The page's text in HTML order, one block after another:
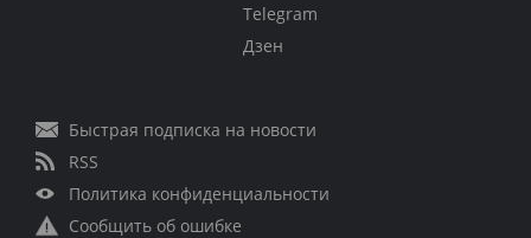
Telegram
Дзен
Быстрая подписка на новости
RSS
Политика конфиденциальности
Сообщить об ошибке